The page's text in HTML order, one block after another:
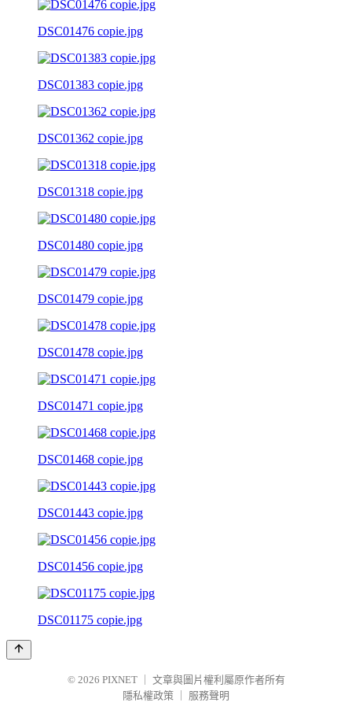
DSC01476 copie.jpg
DSC01383 copie.jpg
DSC01362 copie.jpg
DSC01318 copie.jpg
DSC01480 copie.jpg
DSC01479 copie.jpg
DSC01478 copie.jpg
DSC01471 copie.jpg
DSC01468 copie.jpg
DSC01443 copie.jpg
DSC01456 copie.jpg
DSC01175 copie.jpg
© 2026 PIXNET
文章與圖片權利屬原作者所有
隱私權政策
服務聲明